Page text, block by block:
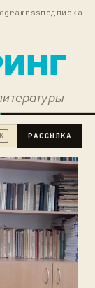
rssподписка
РАССЫЛКА